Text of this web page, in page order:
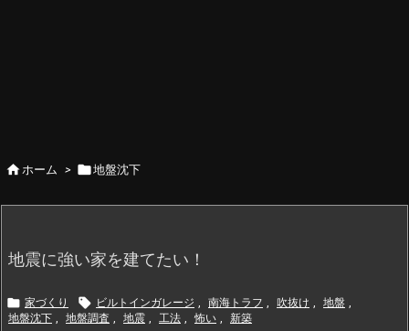
ホーム > 地盤沈下
地震に強い家を建てたい！
 家づくり  ビルトインガレージ , 南海トラフ , 吹抜け , 地盤 ,
地盤沈下 , 地盤調査 , 地震 , 工法 , 怖い , 新築